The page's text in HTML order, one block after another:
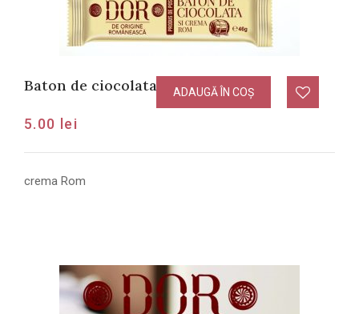
Baton de ciocolata cu crema Rom
5.00 lei
ADAUGĂ ÎN COȘ
crema Rom